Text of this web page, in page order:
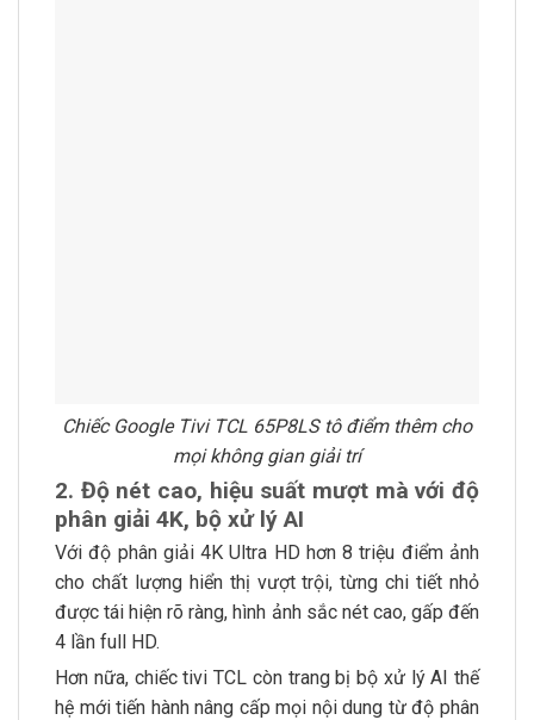
Chiếc Google Tivi TCL 65P8LS tô điểm thêm cho
mọi không gian giải trí
2. Độ nét cao, hiệu suất mượt mà với độ
phân giải 4K, bộ xử lý AI
Với độ phân giải 4K Ultra HD hơn 8 triệu điểm ảnh
cho chất lượng hiển thị vượt trội, từng chi tiết nhỏ
được tái hiện rõ ràng, hình ảnh sắc nét cao, gấp đến
4 lần full HD.
Hơn nữa, chiếc tivi TCL còn trang bị bộ xử lý AI thế
hệ mới tiến hành nâng cấp mọi nội dung từ độ phân